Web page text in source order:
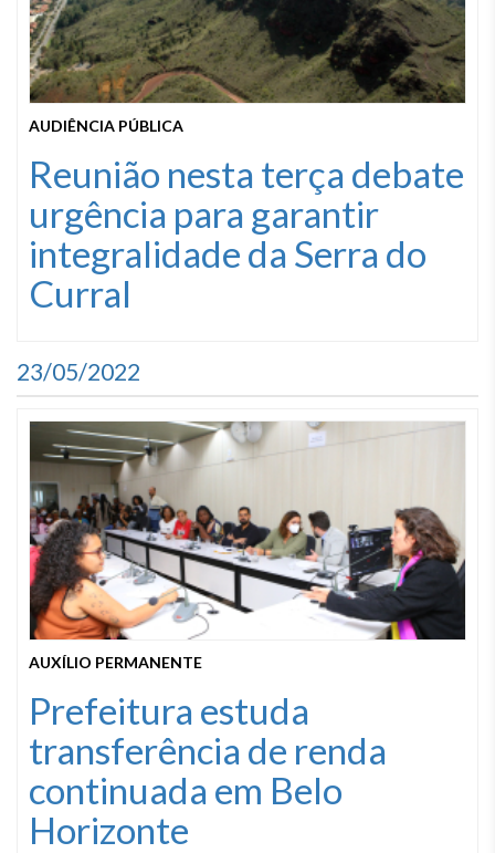
AUDIÊNCIA PÚBLICA
Reunião nesta terça debate
urgência para garantir
integralidade da Serra do
Curral
23/05/2022
AUXÍLIO PERMANENTE
Prefeitura estuda
transferência de renda
continuada em Belo
Horizonte